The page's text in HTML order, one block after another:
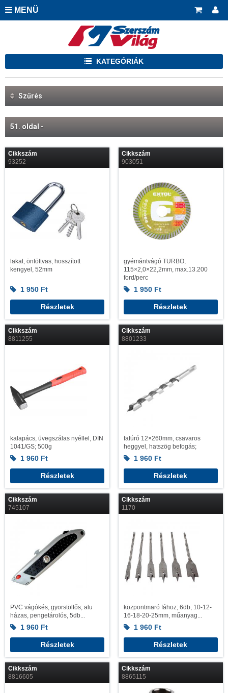
MENÜ
KATEGÓRIÁK
Szűrés
51. oldal -
Cikkszám
93252
lakat, öntöttvas, hosszított
kengyel, 52mm
1 950 Ft
Részletek
Cikkszám
903051
gyémántvágó TURBO;
115×2,0×22,2mm, max.13.200
ford/perc
1 950 Ft
Részletek
Cikkszám
8811255
kalapács, üvegszálas nyéllel, DIN
1041/GS; 500g
1 960 Ft
Részletek
Cikkszám
8801233
fafúró 12×260mm, csavaros
heggyel, hatszög befogás;
1 960 Ft
Részletek
Cikkszám
745107
PVC vágókés, gyorstöltős; alu
házas, pengetárolós, 5db...
1 960 Ft
Részletek
Cikkszám
1170
központmaró fához; 6db, 10-12-
16-18-20-25mm, műanyag...
1 960 Ft
Részletek
Cikkszám
8816605
Cikkszám
8865115